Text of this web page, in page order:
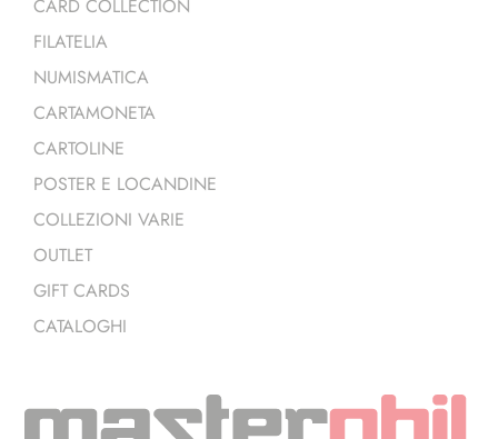
CARD COLLECTION
FILATELIA
NUMISMATICA
CARTAMONETA
CARTOLINE
POSTER E LOCANDINE
COLLEZIONI VARIE
OUTLET
GIFT CARDS
CATALOGHI